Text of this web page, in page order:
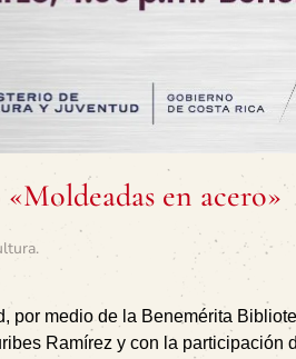
en acero»
.
por medio de la Benemérita
Ramírez y con la